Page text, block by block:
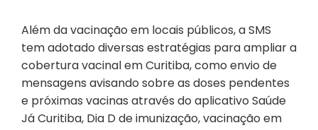
Além da vacinação em locais públicos, a SMS
tem adotado diversas estratégias para ampliar a
cobertura vacinal em Curitiba, como envio de
mensagens avisando sobre as doses pendentes
e próximas vacinas através do aplicativo Saúde
Já Curitiba, Dia D de imunização, vacinação em